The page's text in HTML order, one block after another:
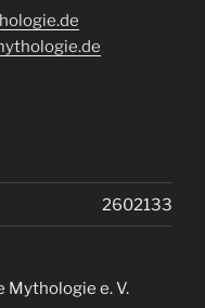
2602133
e. V.